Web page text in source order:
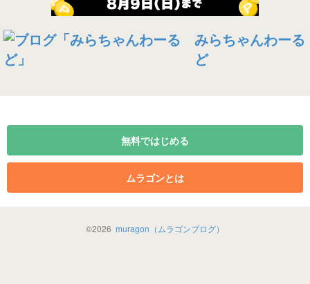
みらちゃんわーる
ど
無料ではじめる
ムラゴンとは
©2026 muragon（ムラゴンブログ）